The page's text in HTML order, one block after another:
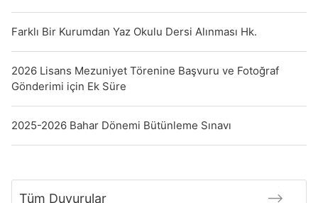
Farklı Bir Kurumdan Yaz Okulu Dersi Alınması Hk.
2026 Lisans Mezuniyet Törenine Başvuru ve Fotoğraf
Gönderimi için Ek Süre
2025-2026 Bahar Dönemi Bütünleme Sınavı
Tüm Duyurular